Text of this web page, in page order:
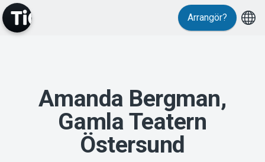
MyTickster
Arrangör?
Amanda Bergman,
Gamla Teatern
Östersund